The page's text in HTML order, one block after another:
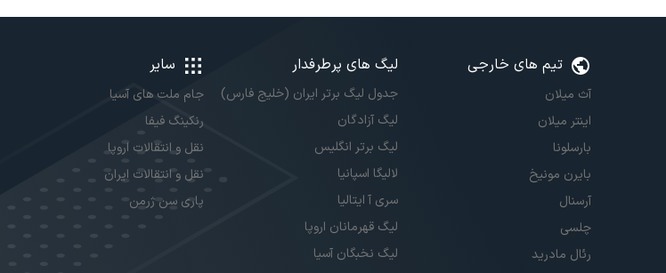
تیم های خارجی
آث میلان
اینتر میلان
بارسلونا
بایرن مونیخ
آرسنال
چلسی
رئال مادرید
لیگ های پرطرفدار
جدول لیگ برتر ایران (خلیج فارس)
لیگ آزادگان
لیگ برتر انگلیس
لالیگا اسپانیا
سری آ ایتالیا
لیگ قهرمانان اروپا
لیگ نخبگان آسیا
سایر
جام ملت های آسیا
رنکینگ فیفا
نقل و انتقالات اروپا
نقل و انتقالات ایران
پاری سن ژرمن